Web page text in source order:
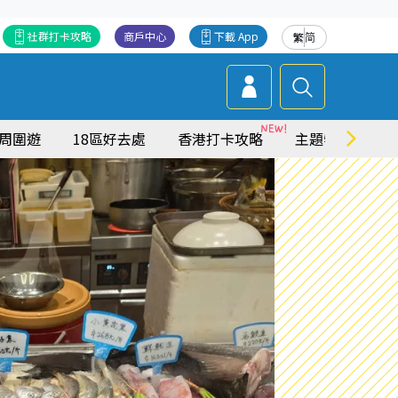
繁简
下載 App
商戶中心
社群打卡攻略
圍遊 18區好去處 香港打卡攻略 主題特集